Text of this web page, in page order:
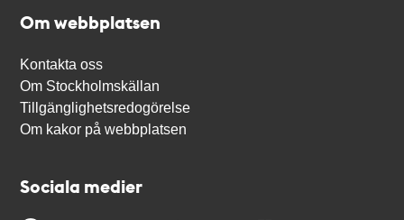
Om webbplatsen
Kontakta oss
Om Stockholmskällan
Tillgänglighetsredogörelse
Om kakor på webbplatsen
Sociala medier